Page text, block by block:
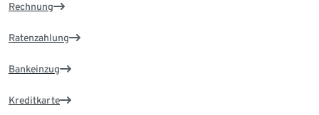
Rechnung
Ratenzahlung
Bankeinzug
Kreditkarte